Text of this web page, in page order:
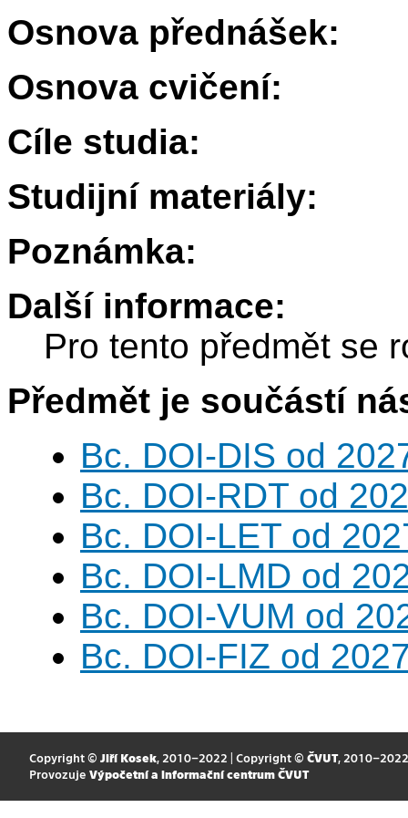
Osnova přednášek:
Osnova cvičení:
Cíle studia:
Studijní materiály:
Poznámka:
Další informace:
Pro tento předmět se
Předmět je součástí
Bc. DOI-DIS od
Bc. DOI-RDT od
Bc. DOI-LET od
Bc. DOI-LMD od
Bc. DOI-VUM od
Bc. DOI-FIZ od
Copyright © Jiří Kosek, 2010–2022 | Copyright © ČVUT, 2010–2022
Provozuje Výpočetní a informační centrum ČVUT